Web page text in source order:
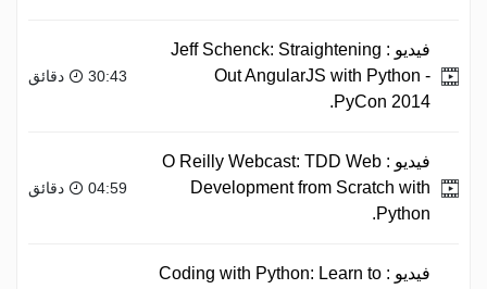
فيديو : Jeff Schenck: Straightening
Out AngularJS with Python -
PyCon 2014.
30:43 دقائق
فيديو : O Reilly Webcast: TDD Web
Development from Scratch with
Python.
04:59 دقائق
فيديو : Coding with Python: Learn to